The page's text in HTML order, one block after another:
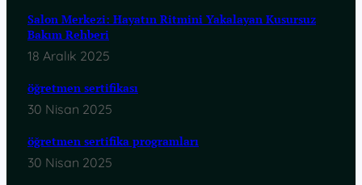
Salon Merkezi: Hayatın Ritmini Yakalayan Kusursuz
Bakım Rehberi
18 Aralık 2025
öğretmen sertifikası
30 Nisan 2025
öğretmen sertifika programları
30 Nisan 2025